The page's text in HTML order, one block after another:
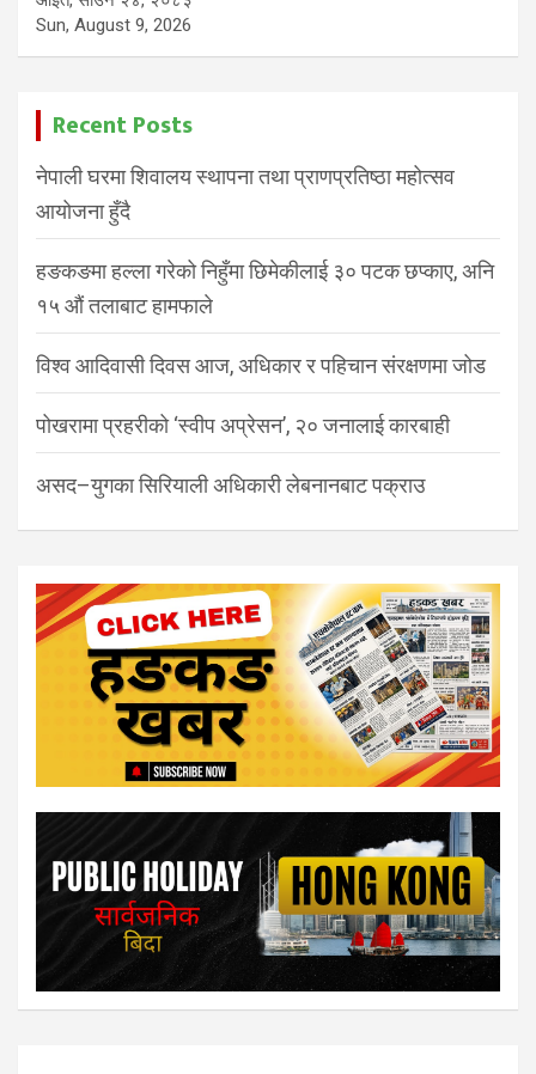
Sun, August 9, 2026
Recent Posts
नेपाली घरमा शिवालय स्थापना तथा प्राणप्रतिष्ठा महोत्सव
आयोजना हुँदै
हङकङमा हल्ला गरेको निहुँमा छिमेकीलाई ३० पटक छप्काए, अनि
१५ औं तलाबाट हामफाले
विश्व आदिवासी दिवस आज, अधिकार र पहिचान संरक्षणमा जोड
पोखरामा प्रहरीको ‘स्वीप अप्रेसन’, २० जनालाई कारबाही
असद–युगका सिरियाली अधिकारी लेबनानबाट पक्राउ